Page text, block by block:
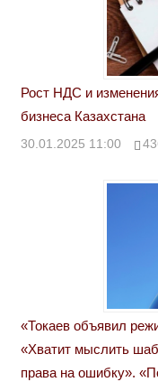
Рост НДС и
бизнеса Казахстана
30.01.2025 11:00
«Токаев объявил
«Хватит мыслить
права на ошибку».